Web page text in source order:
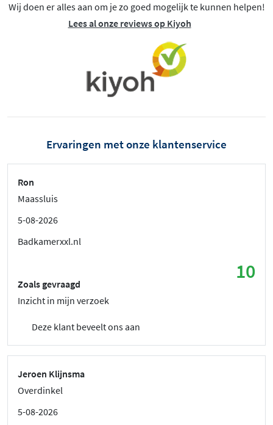
Wij doen er alles aan om je zo goed mogelijk te kunnen helpen!
Lees al onze reviews op Kiyoh
Ervaringen met onze klantenservice
Ron
Maassluis
5-08-2026
Badkamerxxl.nl
10
Zoals gevraagd
Inzicht in mijn verzoek
Deze klant beveelt ons aan
Jeroen Klijnsma
Overdinkel
5-08-2026